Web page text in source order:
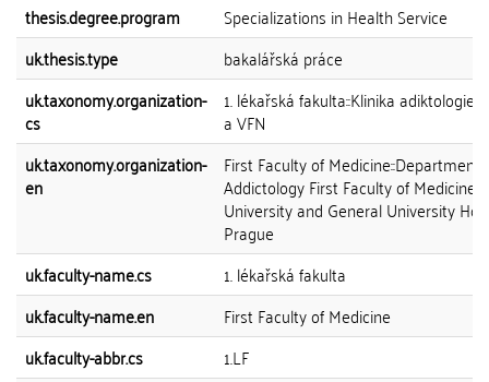
thesis.degree.program
Specializations in Health Service
uk.thesis.type
bakalářská práce
uk.taxonomy.organization-
cs
1. lékařská fakulta::Klinika adiktologie
a VFN
uk.taxonomy.organization-
en
First Faculty of Medicine::Department
Addictology First Faculty of Medicine
University and General University
Prague
uk.faculty-name.cs
1. lékařská fakulta
uk.faculty-name.en
First Faculty of Medicine
uk.faculty-abbr.cs
1.LF